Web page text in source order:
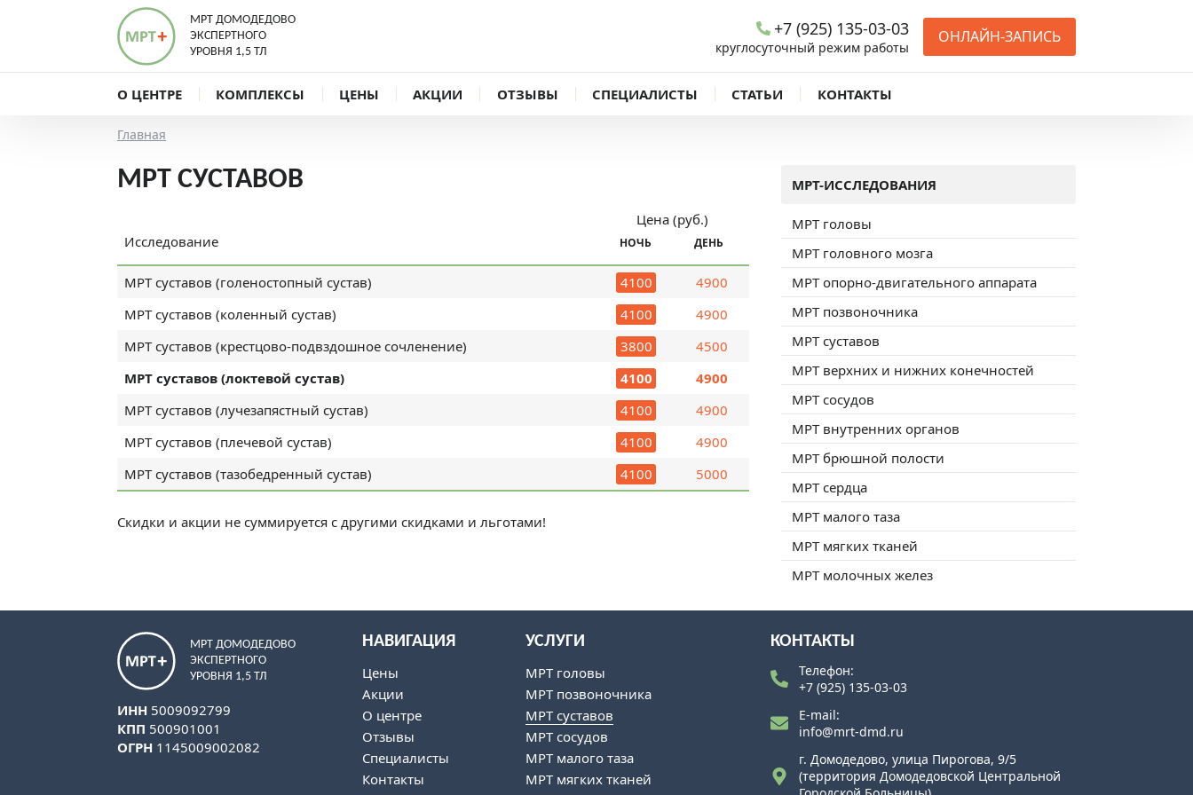
МРТ ДОМОДЕДОВО
ЭКСПЕРТНОГО
УРОВНЯ 1,5 ТЛ
+7 (925) 135-03-03
круглосуточный режим работы
ОНЛАЙН-ЗАПИСЬ
О ЦЕНТРЕ КОМПЛЕКСЫ ЦЕНЫ АКЦИИ ОТЗЫВЫ СПЕЦИАЛИСТЫ СТАТЬИ КОНТАКТЫ
Главная
МРТ СУСТАВОВ
Исследование
Цена (руб.)
НОЧЬ ДЕНЬ
МРТ суставов (голеностопный сустав) 4100
4900
МРТ суставов (коленный сустав)
4100
4900
МРТ суставов (крестцово-подвздошное сочленение)
3800
4500
МРТ суставов (локтевой сустав)
4100
4900
МРТ суставов (лучезапястный сустав)
4100
4900
МРТ суставов (плечевой сустав)
4100
4900
МРТ суставов (тазобедренный сустав)
4100 5000
Скидки и акции не суммируется с другими скидками и льготами!
МРТ-ИССЛЕДОВАНИЯ
МРТ головы
МРТ головного мозга
МРТ опорно-двигательного аппарата
МРТ позвоночника
МРТ суставов
МРТ верхних и нижних конечностей
МРТ сосудов
МРТ внутренних органов
МРТ брюшной полости
МРТ сердца
МРТ малого таза
МРТ мягких тканей
МРТ молочных желез
МРТ ДОМОДЕДОВО
ЭКСПЕРТНОГО
УРОВНЯ 1,5 ТЛ
ИНН 5009092799
КПП 500901001
ОГРН 1145009002082
НАВИГАЦИЯ
Цены
Акции
О центре
Отзывы
Специалисты
Контакты
УСЛУГИ
МРТ головы
МРТ позвоночника
МРТ суставов
МРТ сосудов
МРТ малого таза
МРТ мягких тканей
КОНТАКТЫ
Телефон:
+7 (925) 135-03-03
E-mail:
info@mrt-dmd.ru
г. Домодедово, улица Пирогова, 9/5
(территория Домодедовской Центральной